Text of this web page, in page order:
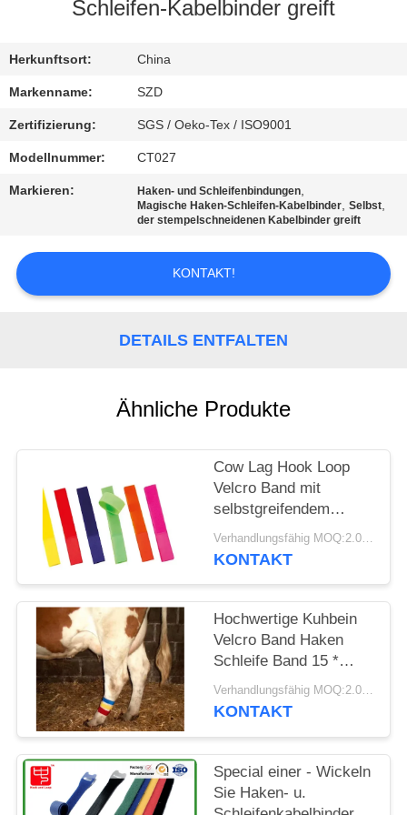
MIT
UNS
NEUIGKEITEN
ANGEBOT
Schleifen-Kabelbinder greift
Herkunftsort: China
Markenname: SZD
Zertifizierung: SGS / Oeko-Tex / ISO9001
Modellnummer: CT027
Markieren: Haken- und Schleifenbindungen,
Magische Haken-Schleifen-Kabelbinder,Selbst,
der stempelschneidenen Kabelbinder greift
KONTAKT!
DETAILS ENTFALTEN
Ähnliche Produkte
Cow Lag Hook Loop
Velcro Band mit
selbstgreifendem
Design und
verschiedenen
Verhandlungsfähig MOQ:2.000 PC
KONTAKT
Hochwertige Kuhbein
Velcro Band Haken
Schleife Band 15 *
180mm anpassbar
Verhandlungsfähig MOQ:2.000 PC
KONTAKT
Special einer - Wickeln
Sie Haken- u.